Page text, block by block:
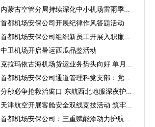
内蒙古空管分局持续深化中小机场雷雨季...
首都机场安保公司开展纪律作风答题活动
首都机场安保公司组织新员工开展入职廉...
中卫机场开启暑运西瓜品鉴活动
克拉玛依古海机场货运业务势头向好 单月...
首都机场安保公司通道管理科党支部：党...
分秒必争抢救治窗口 东航西北地服深夜护...
天津航空开展客舱安全双线竞技活动 筑牢...
首都机场安保公司：三重赋能添动力护航...